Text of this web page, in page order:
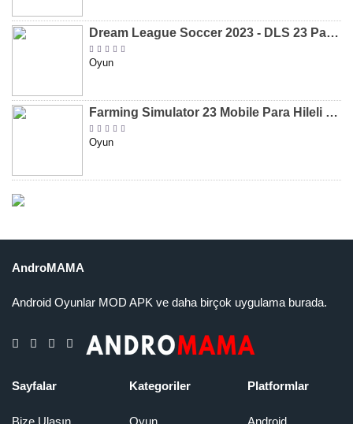
Dream League Soccer 2023 - DLS 23 Para Hileli MOD APK [v11.020]
Oyun
Farming Simulator 23 Mobile Para Hileli MOD APK indir [v0.0.0.8]
Oyun
AndroMAMA
Android Oyunlar MOD APK ve daha birçok uygulama burada.
Sayfalar
Bize Ulaşın
Kategoriler
Oyun
Platformlar
Android